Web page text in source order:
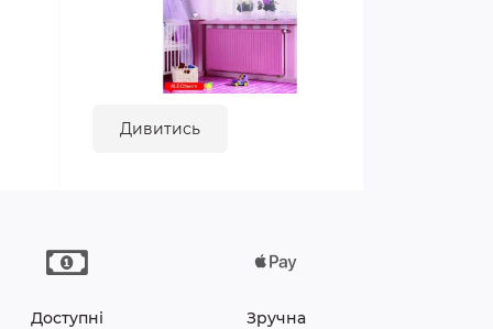
Дивитись
Доступні
Зручна